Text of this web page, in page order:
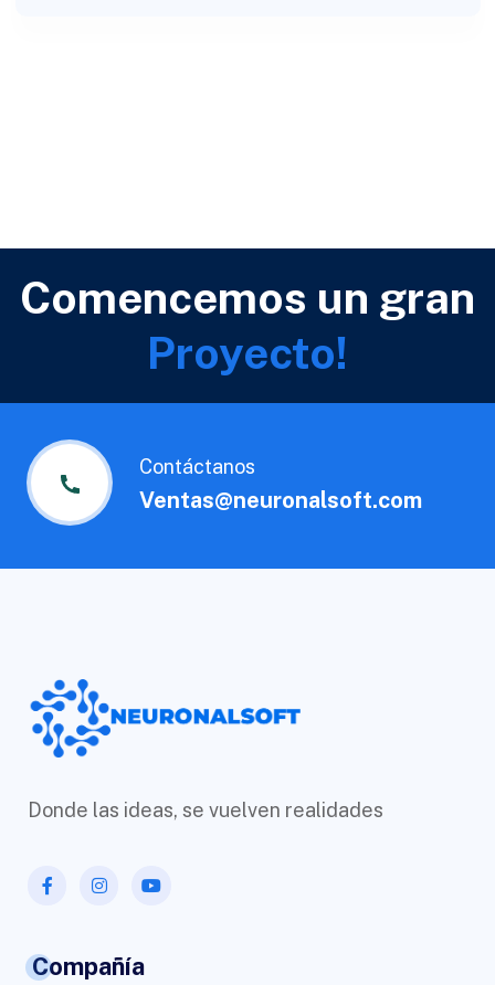
Comencemos un gran
Proyecto!
Contáctanos
Ventas@neuronalsoft.com
Donde las ideas, se vuelven realidades
Compañía